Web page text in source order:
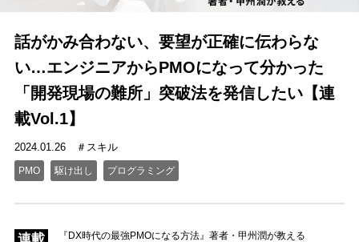
話がかみ合わない、要望が正確に伝わらな
い…エンジニアからPMOになって分かった
「開発現場の難所」突破法を発信したい【連
載Vol.1】
2024.01.26 スキル
PMO 駆け出し プログラミング
『DX時代の最強PMOになる方法』著者・甲州潤が教える